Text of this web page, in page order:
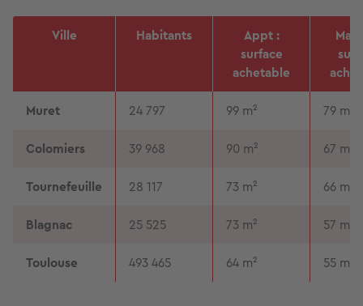
Ville Habitants
Appt :
surface
achetable
Muret 24 797 99 m² 79 m²
Colomiers 39 968 90 m² 67 m²
Tournefeuille 28 117 73 m² 66 m²
Blagnac 25 525 73 m² 57 m²
Toulouse 493 465 64 m² 55 m²